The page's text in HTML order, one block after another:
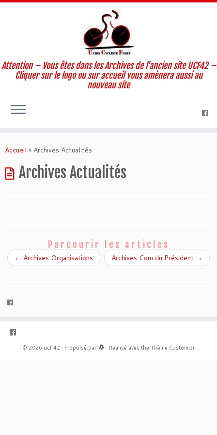
to
Attention – Vous êtes dans les Archives de l'ancien site UCF42 –
Cliquer sur le logo ou sur accueil vous amènera aussi au
nouveau site
Accueil » Archives Actualités
Archives Actualités
Parcourir les articles
← Archives Organisations Archives Com du Président →
· © 2026 ucf 42 · Propulsé par · Réalisé avec the Thème Customizr·